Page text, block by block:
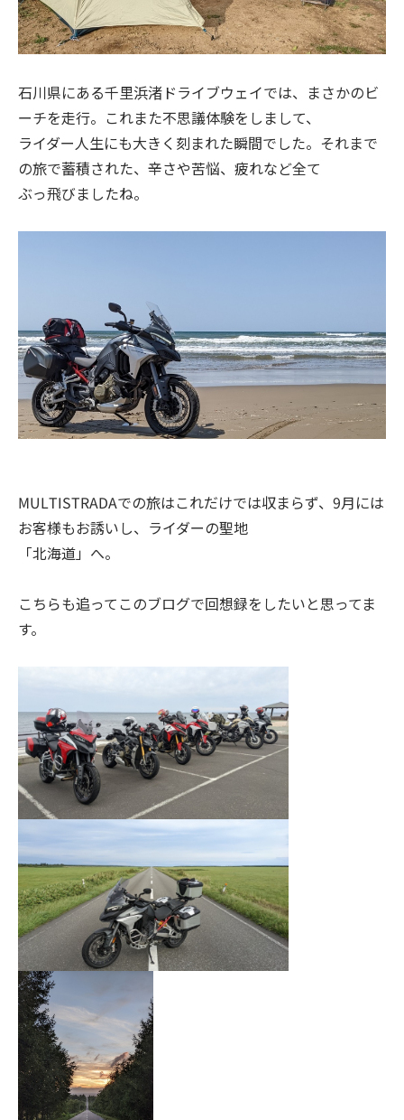
石川県にある千里浜渚ドライブウェイでは、まさかのビ
ーチを走行。これまた不思議体験をしまして、
ライダー人生にも大きく刻まれた瞬間でした。それまで
の旅で蓄積された、辛さや苦悩、疲れなど全て
ぶっ飛びましたね。
MULTISTRADAでの旅はこれだけでは収まらず、9月には
お客様もお誘いし、ライダーの聖地
「北海道」へ。
こちらも追ってこのブログで回想録をしたいと思ってま
す。